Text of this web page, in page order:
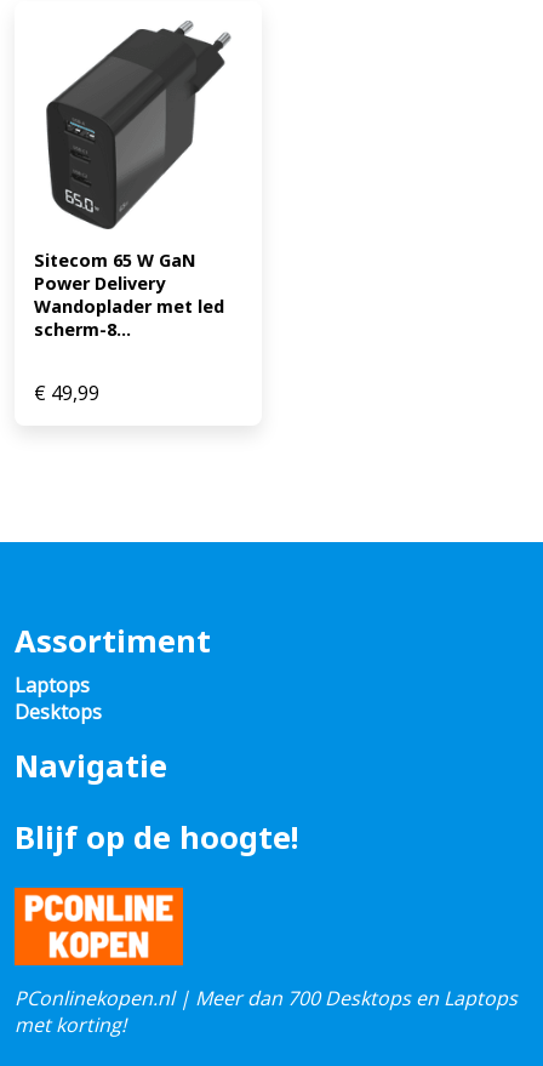
Sitecom 65 W GaN
Power Delivery
Wandoplader met led
scherm-8...
€ 49,99
Assortiment
Laptops
Desktops
Navigatie
Blijf op de hoogte!
PConlinekopen.nl | Meer dan 700 Desktops en Laptops
met korting!